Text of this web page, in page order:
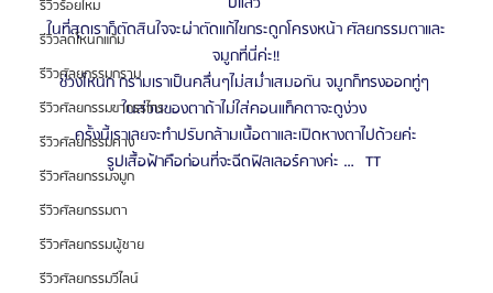
รีวิวร้อยไหม
รีวิวลดโหนกแก้ม
รีวิวศัลยกรรมกราม
รีวิวศัลยกรรมขากรรไกร
รีวิวศัลยกรรมคาง
รีวิวศัลยกรรมจมูก
รีวิวศัลยกรรมตา
รีวิวศัลยกรรมผู้ชาย
รีวิวศัลยกรรมวีไลน์
ในที่สุดเราก็ตัดสินใจจะผ่าตัดแก้ไขกระดูกโครงหน้า ศัลยกรรมตาและ
จมูกที่นี่ค่ะ!!
ช่วงโหนก กรามเราเป็นคลื่นๆไม่สม่ำเสมอกัน จมูกก็ทรงออกทู่ๆ
ในส่วนของตาถ้าไม่ใส่คอนแท็คตาจะดูง่วง
ครั้งนี้เราเลยจะทำปรับกล้ามเนื้อตาและเปิดหางตาไปด้วยค่ะ
รูปเสื้อฟ้าคือก่อนที่จะฉีดฟิลเลอร์คางค่ะ … TT